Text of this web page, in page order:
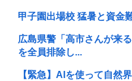
甲子園出場校 猛暑と資金
広島県警「高市さんが来
を全員排除し...
【緊急】AIを使って自然